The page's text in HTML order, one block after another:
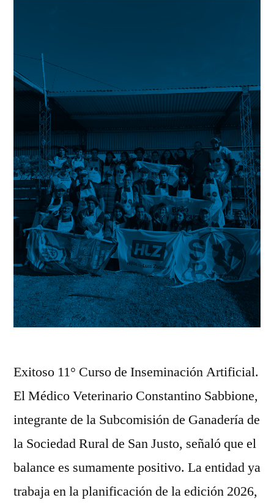
Exitoso 11° Curso de Inseminación Artificial.
El Médico Veterinario Constantino Sabbione,
integrante de la Subcomisión de Ganadería de
la Sociedad Rural de San Justo, señaló que el
balance es sumamente positivo. La entidad ya
trabaja en la planificación de la edición 2026,